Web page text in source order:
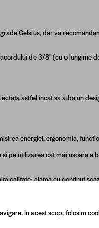
Celsius, dar va
de 3/8" (cu o lungime
astfel incat sa aiba un
energiei, ergonomia,
pe utilizarea cat mai usoara a
calitate: alama cu continut
ajutorul masinilor automate
In acest scop, folosim